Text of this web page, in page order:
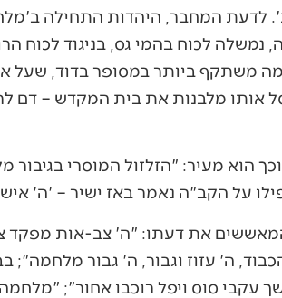
לדעת המחבר, היהדות התחילה
לכוח בהמי גס, בניגוד לכוח
משתקף ביותר במסופר בדוד, שעל
אותו מלבנות את בית המקדש – דם
הוא מעיר: "הזלזול המוסרי בגיבור
על הקב"ה נאמר באז ישיר – 'ה'
את דעתו: "ה' צב-אות מפקד
ה' עזוז וגבור, ה' גבור מלחמה";
עקבי סוס ויפל רוכבו אחור";